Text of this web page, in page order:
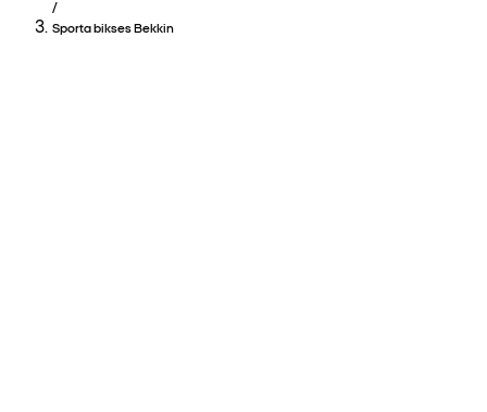
/
Sporta bikses Bekkin